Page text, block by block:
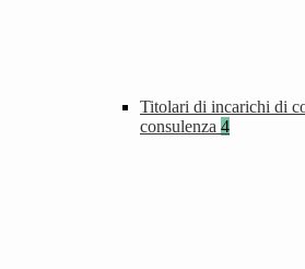
Titolari di incarichi di
consulenza 4